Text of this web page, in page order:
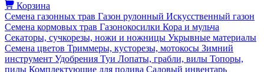
Корзина
Семена газонных трав Газон рулонный Искусственный газон
Семена кормовых трав Газонокосилки Кора и мульча
Секаторы, сучкорезы, ножи и ножницы Укрывные материалы
Семена цветов Триммеры, кусторезы, мотокосы Зимний
инструмент Удобрения Туи Лопаты, грабли, вилы Топоры,
пилы Комплектующие для полива Садовый инвентарь